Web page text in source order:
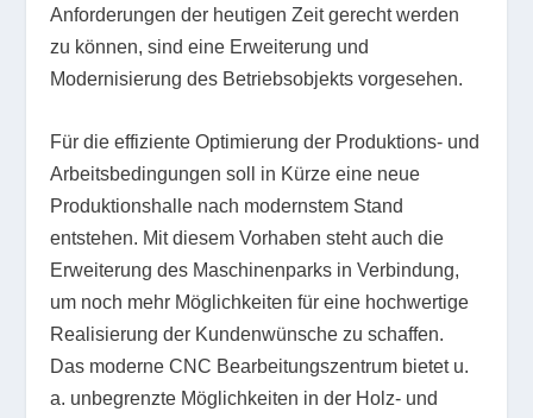
Anforderungen der heutigen Zeit gerecht werden
zu können, sind eine Erweiterung und
Modernisierung des Betriebsobjekts vorgesehen.
Für die effiziente Optimierung der Produktions- und
Arbeitsbedingungen soll in Kürze eine neue
Produktionshalle nach modernstem Stand
entstehen. Mit diesem Vorhaben steht auch die
Erweiterung des Maschinenparks in Verbindung,
um noch mehr Möglichkeiten für eine hochwertige
Realisierung der Kundenwünsche zu schaffen.
Das moderne CNC Bearbeitungszentrum bietet u.
a. unbegrenzte Möglichkeiten in der Holz- und